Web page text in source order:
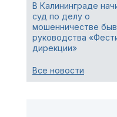
В Калининграде
суд по делу о
мошенничестве
руководства
дирекции»
Все новости